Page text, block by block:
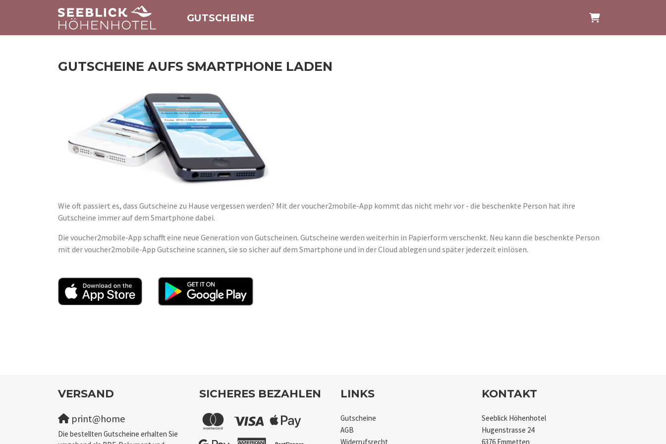
GUTSCHEINE
WARENKORB
GUTSCHEINE AUFS SMARTPHONE LADEN
Wie oft passiert es, dass Gutscheine zu Hause vergessen werden? Mit der voucher2mobile-App kommt das nicht mehr vor - die beschenkte Person hat ihre
Gutscheine immer auf dem Smartphone dabei.
Die voucher2mobile-App schafft eine neue Generation von Gutscheinen. Gutscheine werden weiterhin in Papierform verschenkt. Neu kann die beschenkte Person
mit der voucher2mobile-App Gutscheine scannen, sie so sicher auf dem Smartphone und in der Cloud ablegen und später jederzeit einlösen.
VERSAND
print@home
Die bestellten Gutscheine erhalten Sie
SICHERES BEZAHLEN LINKS
Gutscheine
AGB
Widerrufsrecht
KONTAKT
Seeblick Höhenhotel
Hugenstrasse 24
6376 Emmetten